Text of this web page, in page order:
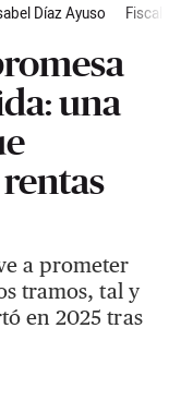
Díaz Ayuso
una
a prometer
tramos, tal y
en 2025 tras